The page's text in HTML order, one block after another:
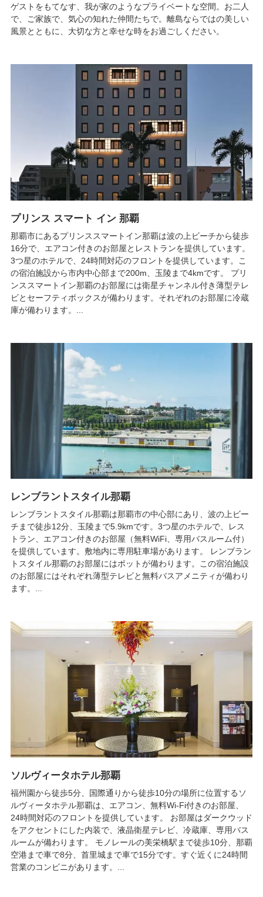
ゲストをもてなす、我が家のようなプライベートな空間。お二人
で、ご家族で、気心の知れた仲間たちで。離島ならではの美しい
風景とともに、大切な方と幸せな時をお過ごしください。
プリンス スマート イン 那覇
那覇市にあるプリンススマートイン那覇は波の上ビーチから徒歩
16分で、エアコン付きのお部屋とレストランを提供しています。
3つ星のホテルで、24時間対応のフロントを提供しています。こ
の宿泊施設から市内中心部まで200m、玉陵まで4kmです。 プリ
ンススマートイン那覇のお部屋には衛星チャンネル付き薄型テレ
ビとセーフティボックスが備わります。それぞれのお部屋に冷蔵
庫が備わります。...
レンブラントスタイル那覇
レンブラントスタイル那覇は那覇市の中心部にあり、波の上ビー
チまで徒歩12分、玉陵まで5.9kmです。3つ星のホテルで、レス
トラン、エアコン付きのお部屋（無料WiFi、専用バスルーム付）
を提供しています。敷地内に専用駐車場があります。 レンブラン
トスタイル那覇のお部屋にはポットが備わります。この宿泊施設
のお部屋にはそれぞれ薄型テレビと無料バスアメニティが備わり
ます。...
ソルヴィータホテル那覇
福州園から徒歩5分、国際通りから徒歩10分の場所に位置するソ
ルヴィータホテル那覇は、エアコン、無料Wi-Fi付きのお部屋、
24時間対応のフロントを提供しています。 お部屋はダークウッド
をアクセントにした内装で、液晶衛星テレビ、冷蔵庫、専用バス
ルームが備わります。 モノレールの美栄橋駅まで徒歩10分、那覇
空港まで車で8分、首里城まで車で15分です。すぐ近くに24時間
営業のコンビニがあります。...